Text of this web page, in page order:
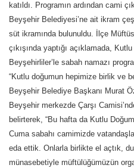
katıldı. Programın ardından cami
Beyşehir Belediyesi’ne ait ikram
süt ikramında bulunuldu. İlçe
çıkışında yaptığı açıklamada,
Beyşehirliler’le sabah namazı
“Kutlu doğumun hepimize birlik ve
Beyşehir Belediye Başkanı Murat
Beyşehir merkezde Çarşı
belirterek, “Bu hafta da Kutlu
Cuma sabahı camimizde
eda ettik. Onlarla birlikte el açtık,
münasebetiyle müftülüğümüzün